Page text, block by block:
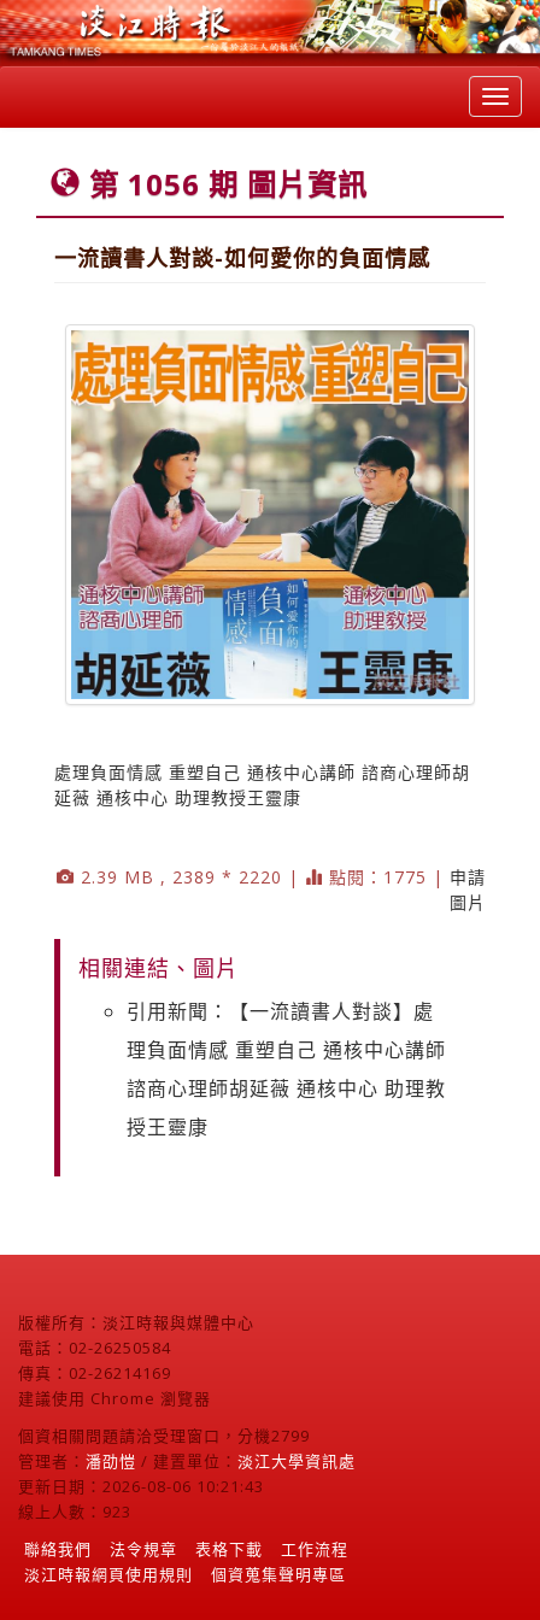
第 1056 期 圖片資訊
一流讀書人對談-如何愛你的負面情感
處理負面情感 重塑自己 通核中心講師 諮商心理師胡
延薇 通核中心 助理教授王靈康
2.39 MB , 2389 * 2220 | 點閱：1775 | 申請
圖片
相關連結、圖片
引用新聞：【一流讀書人對談】處
理負面情感 重塑自己 通核中心講師
諮商心理師胡延薇 通核中心 助理教
授王靈康
版權所有：淡江時報與媒體中心
電話：02-26250584
傳真：02-26214169
建議使用 Chrome 瀏覽器
個資相關問題請洽受理窗口，分機2799
管理者： 潘劭愷 / 建置單位： 淡江大學資訊處
更新日期：2026-08-06 10:21:43
線上人數：923
聯絡我們
法令規章 表格下載
工作流程
淡江時報網頁使用規則
個資蒐集聲明專區